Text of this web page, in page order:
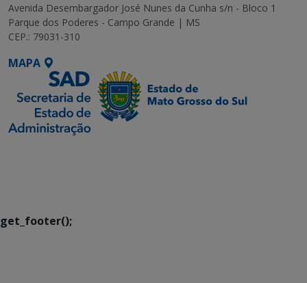
Avenida Desembargador José Nunes da Cunha s/n - Bloco 1
Parque dos Poderes - Campo Grande | MS
CEP.: 79031-310
MAPA
get_footer();